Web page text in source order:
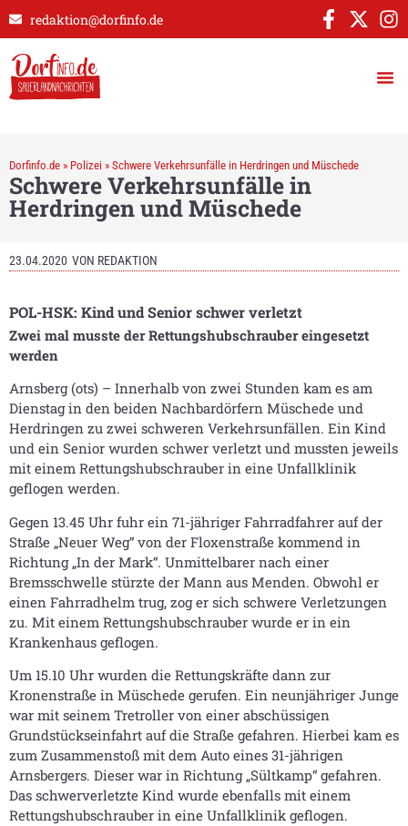
redaktion@dorfinfo.de
Dorfinfo.de » Polizei » Schwere Verkehrsunfälle in Herdringen und Müschede
Schwere Verkehrsunfälle in
Herdringen und Müschede
23.04.2020 VON REDAKTION
POL-HSK: Kind und Senior schwer verletzt
Zwei mal musste der Rettungshubschrauber eingesetzt
werden
Arnsberg (ots) – Innerhalb von zwei Stunden kam es am
Dienstag in den beiden Nachbardörfern Müschede und
Herdringen zu zwei schweren Verkehrsunfällen. Ein Kind
und ein Senior wurden schwer verletzt und mussten jeweils
mit einem Rettungshubschrauber in eine Unfallklinik
geflogen werden.
Gegen 13.45 Uhr fuhr ein 71-jähriger Fahrradfahrer auf der
Straße „Neuer Weg“ von der Floxenstraße kommend in
Richtung „In der Mark“. Unmittelbarer nach einer
Bremsschwelle stürzte der Mann aus Menden. Obwohl er
einen Fahrradhelm trug, zog er sich schwere Verletzungen
zu. Mit einem Rettungshubschrauber wurde er in ein
Krankenhaus geflogen.
Um 15.10 Uhr wurden die Rettungskräfte dann zur
Kronenstraße in Müschede gerufen. Ein neunjähriger Junge
war mit seinem Tretroller von einer abschüssigen
Grundstückseinfahrt auf die Straße gefahren. Hierbei kam es
zum Zusammenstoß mit dem Auto eines 31-jährigen
Arnsbergers. Dieser war in Richtung „Sültkamp“ gefahren.
Das schwerverletzte Kind wurde ebenfalls mit einem
Rettungshubschrauber in eine Unfallklinik geflogen.